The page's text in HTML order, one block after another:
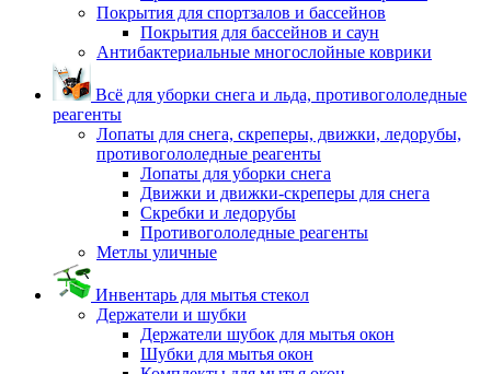
Покрытия для спортзалов и бассейнов
Покрытия для бассейнов и саун
Антибактериальные многослойные коврики
Всё для уборки снега и льда, противогололедные
реагенты
Лопаты для снега, скреперы, движки, ледорубы,
противогололедные реагенты
Лопаты для уборки снега
Движки и движки-скреперы для снега
Скребки и ледорубы
Противогололедные реагенты
Метлы уличные
Инвентарь для мытья стекол
Держатели и шубки
Держатели шубок для мытья окон
Шубки для мытья окон